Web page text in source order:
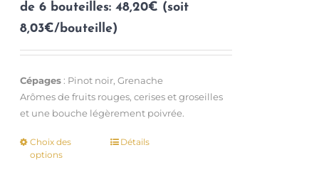
de 6 bouteilles: 48,20€ (soit
8,03€/bouteille)
Cépages : Pinot noir, Grenache
Arômes de fruits rouges, cerises et groseilles
et une bouche légèrement poivrée.
Choix des
options
CeDétails